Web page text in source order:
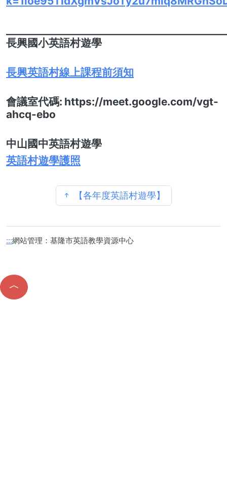
長興國小英語村遊學
長興英語村線上課程前須知
會議室代碼: https://meet.google.com/vgt-
ahcq-ebo
中山國中英語村遊學
英語村遊學護照
【各年度英語村遊學】
:::網站管理：基隆市英語教學資源中心